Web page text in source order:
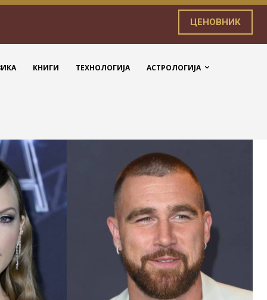
ЦЕНОВНИК
КНИГИ ТЕХНОЛОГИЈА АСТРОЛОГИЈА